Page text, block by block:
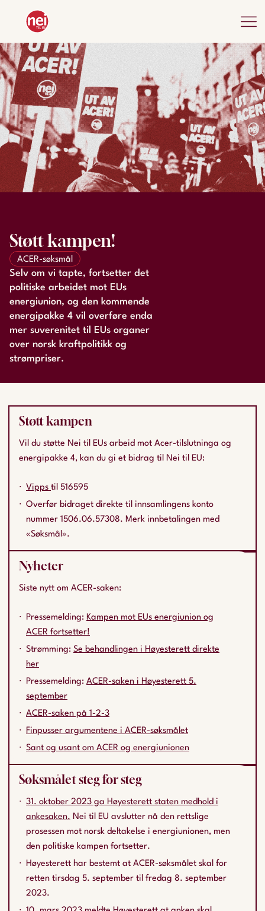
Støtt kampen!
ACER-søksmål
Selv om vi tapte, fortsetter det
politiske arbeidet mot EUs
energiunion, og den kommende
energipakke 4 vil overføre enda
mer suverenitet til EUs organer
over norsk kraftpolitikk og
strømpriser.
Støtt kampen
Vil du støtte Nei til EUs arbeid mot Acer-tilslutninga og
energipakke 4, kan du gi et bidrag til Nei til EU:
Vipps til 516595
Overfør bidraget direkte til innsamlingens konto
nummer 1506.06.57308. Merk innbetalingen med
«Søksmål».
Nyheter
Siste nytt om ACER-saken:
Pressemelding: Kampen mot EUs energiunion og
ACER fortsetter!
Strømming: Se behandlingen i Høyesterett direkte
her
Pressemelding: ACER-saken i Høyesterett 5.
september
ACER-saken på 1-2-3
Finpusser argumentene i ACER-søksmålet
Sant og usant om ACER og energiunionen
Søksmålet steg for steg
31. oktober 2023 ga Høyesterett staten medhold i
ankesaken. Nei til EU avslutter nå den rettslige
prosessen mot norsk deltakelse i energiunionen, men
den politiske kampen fortsetter.
Høyesterett har bestemt at ACER-søksmålet skal for
retten tirsdag 5. september til fredag 8. september
2023.